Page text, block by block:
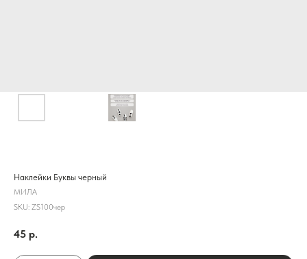
Наклейки Буквы черный
МИЛА
SKU: ZS100чер
45 р.